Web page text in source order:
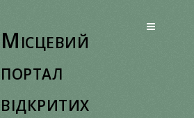
Місцевий
портал
відкритих